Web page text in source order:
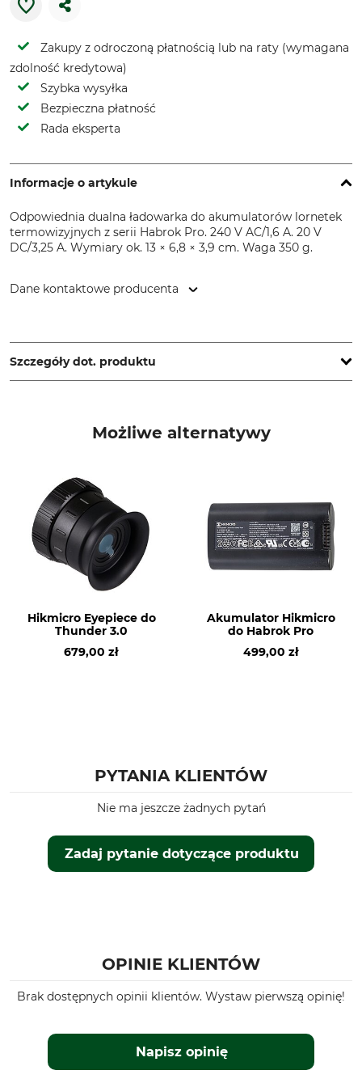
Zakupy z odroczoną płatnością lub na raty (wymagana
zdolność kredytowa)
Szybka wysyłka
Bezpieczna płatność
Rada eksperta
Informacje o artykule
Odpowiednia dualna ładowarka do akumulatorów lornetek
termowizyjnych z serii Habrok Pro. 240 V AC/1,6 A. 20 V
DC/3,25 A. Wymiary ok. 13 × 6,8 × 3,9 cm. Waga 350 g.
Dane kontaktowe producenta
Germany, www.huntivity-group.com
Szczegóły dot. produktu
Waga
350 g
Możliwe alternatywy
Hikmicro Eyepiece do
Thunder 3.0
679,00 zł
Akumulator Hikmicro
do Habrok Pro
499,00 zł
PYTANIA KLIENTÓW
Zadaj pytanie dotyczące produktu
Nie ma jeszcze żadnych pytań
OPINIE KLIENTÓW
Brak dostępnych opinii klientów. Wystaw pierwszą opinię!
Napisz opinię